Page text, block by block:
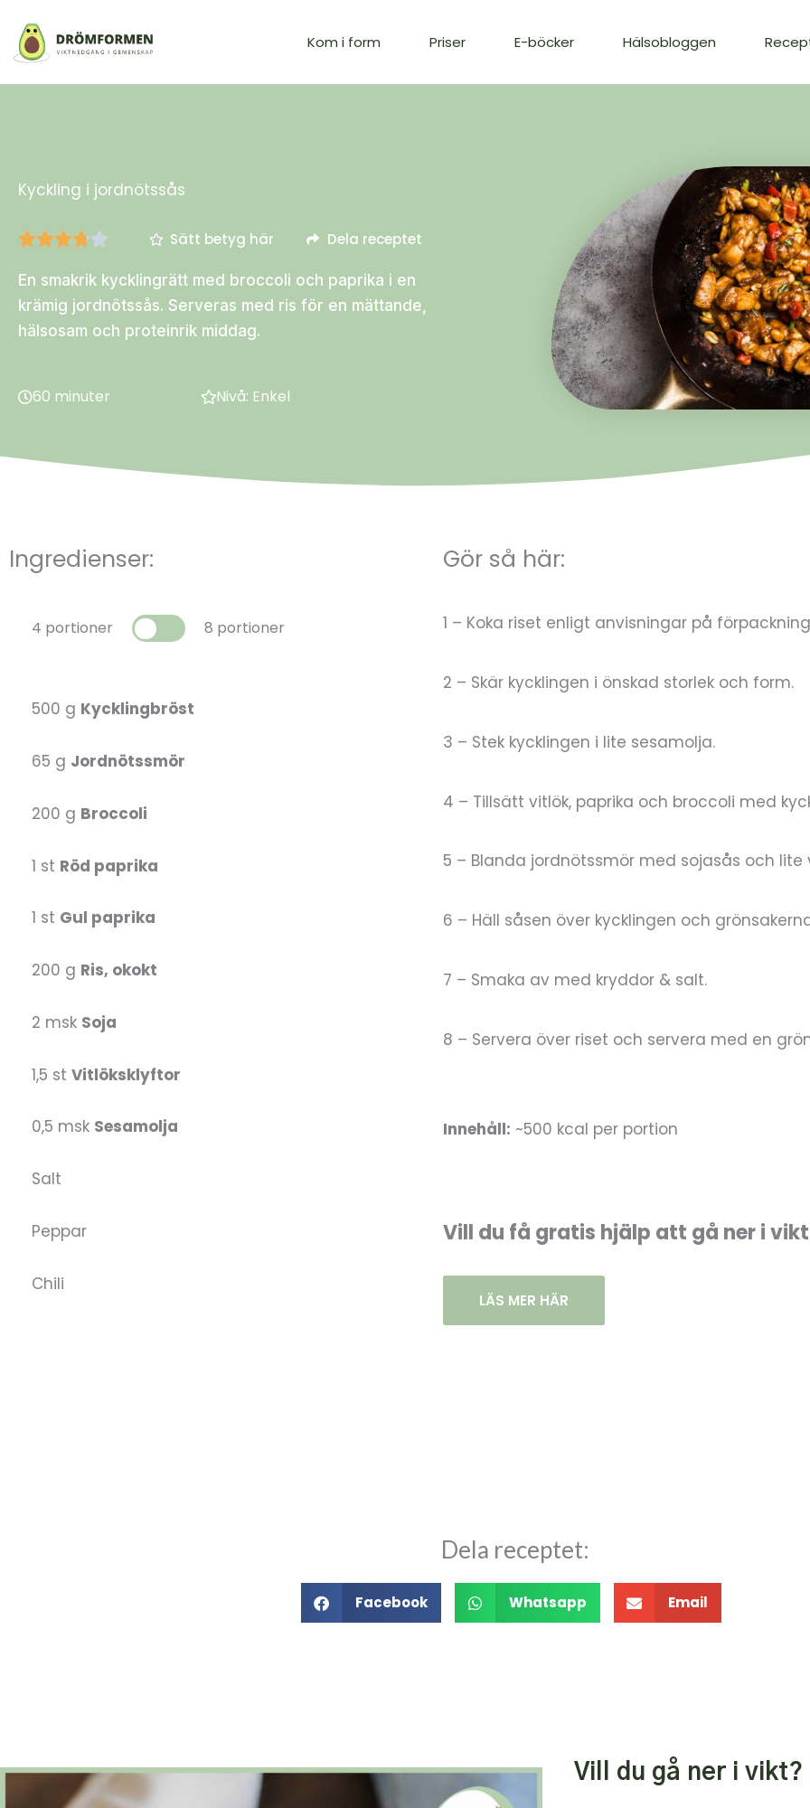
Kom i form Priser E-böcker Hälsobloggen
Kyckling i jordnötssås
Sätt betyg här Dela receptet
En smakrik kycklingrätt med broccoli och paprika i en
krämig jordnötssås. Serveras med ris för en mättande,
hälsosam och proteinrik middag.
60 minuter Nivå: Enkel
Ingredienser:
4 portioner 8 portioner
500 g Kycklingbröst
65 g Jordnötssmör
200 g Broccoli
1 st Röd paprika
1 st Gul paprika
200 g Ris, okokt
2 msk Soja
1,5 st Vitlöksklyftor
0,5 msk Sesamolja
Salt
Peppar
Chili
Gör så här:
1 – Koka riset enligt anvisningar på
2 – Skär kycklingen i önskad storlek och form.
3 – Stek kycklingen i lite sesamolja.
4 – Tillsätt vitlök, paprika och broccoli med
5 – Blanda jordnötssmör med sojasås och
6 – Häll såsen över kycklingen och
7 – Smaka av med kryddor & salt.
8 – Servera över riset och servera med en
Innehåll: ~500 kcal per portion
Vill du få gratis hjälp att gå ner i
LÄS MER HÄR
Dela receptet:
Facebook Whatsapp Email
Vill du gå ner i vikt?